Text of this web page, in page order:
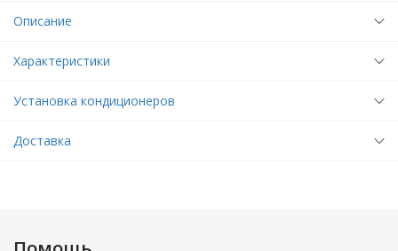
Описание
Характеристики
Установка кондиционеров
Доставка